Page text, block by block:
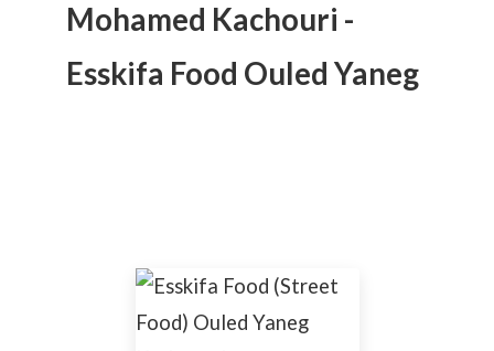
Mohamed Kachouri -
Esskifa Food Ouled Yaneg